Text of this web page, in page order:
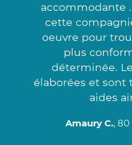
accommodante
cette
oeuvre pour
plus
déterminée.
élaborées et sont
aides
Amaury C., 80